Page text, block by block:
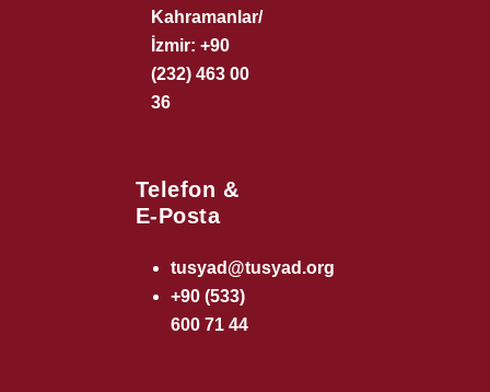
Kahramanlar/
İzmir: +90
(232) 463 00
36
Telefon &
E-Posta
tusyad@tusyad.org
+90 (533)
600 71 44